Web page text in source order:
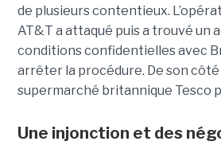
de plusieurs contentieux.
AT&T a attaqué puis a trouvé un
conditions confidentielles avec
arrêter la procédure. De son côté
supermarché britannique Tesco
Une injonction et des